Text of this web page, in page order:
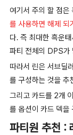
여기서 주의 할 점은
를 사용하면 해제 되
다. 즉 최대한 흑운
파티 전체의 DPS가
따라서 린은 서브딜
를 구성하는 것을 추
그리고 카드를 2개
를 옵션이 카드 덱을
파티원 추천 :